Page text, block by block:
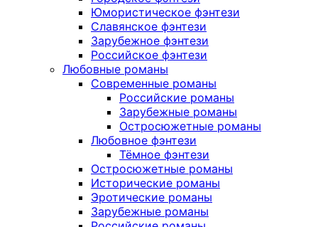
Юмористическое фэнтези
Славянское фэнтези
Зарубежное фэнтези
Российское фэнтези
Любовные романы
Современные романы
Российские романы
Зарубежные романы
Остросюжетные романы
Любовное фэнтези
Тёмное фэнтези
Остросюжетные романы
Исторические романы
Эротические романы
Зарубежные романы